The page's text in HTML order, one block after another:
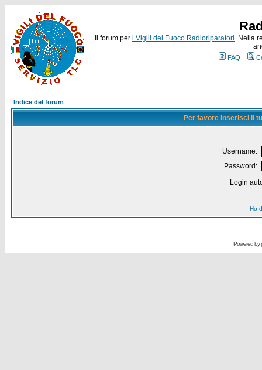
Il forum per i Vigili del Fuoco Radioriparatori. Nella
FAQ
Indice del forum
Per favore inserisci il
Username:
Password:
Login
Ho
Powered by